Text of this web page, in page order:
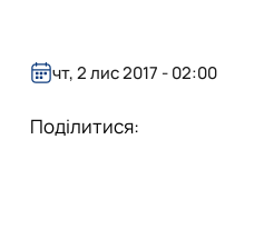
чт, 2 лис 2017 - 02:00
Поділитися: